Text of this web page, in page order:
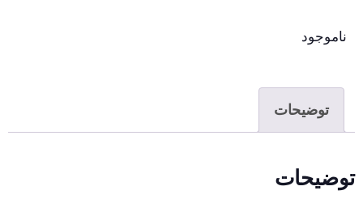
ناموجود
توضیحات
توضیحات